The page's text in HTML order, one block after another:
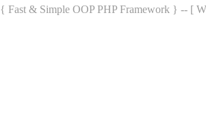
{ Fast & Simple OOP PHP Framework } -- [